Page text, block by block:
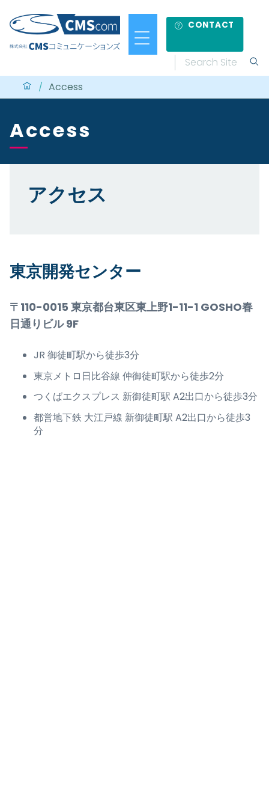
CONTACT
/ Access
Access
アクセス
東京開発センター
〒110-0015 東京都台東区東上野1-11-1 GOSHO春
日通りビル 9F
JR 御徒町駅から徒歩3分
東京メトロ日比谷線 仲御徒町駅から徒歩2分
つくばエクスプレス 新御徒町駅 A2出口から徒歩3分
都営地下鉄 大江戸線 新御徒町駅 A2出口から徒歩3
分